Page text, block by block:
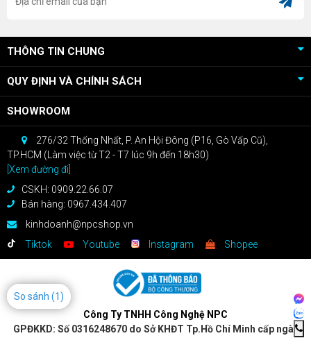
THÔNG TIN CHUNG
QUY ĐỊNH VÀ CHÍNH SÁCH
SHOWROOM
276/32 Thống Nhất, P. An Hội Đông (P16, Gò Vấp Cũ),
TP.HCM (Làm việc từ T2 - T7 lúc 9h đến 18h30)
[Xem đường đi]
CSKH: 0909.22.66.07
Bán hàng: 0967.434.407
kinhdoanh@npcshop.vn
Tiktok
Youtube Instagram Shopee
Công Ty TNHH Công Nghệ NPC
GPĐKKD: Số 0316248670 do Sở KHĐT Tp.Hồ Chí Minh cấp ngày
So sánh (1)